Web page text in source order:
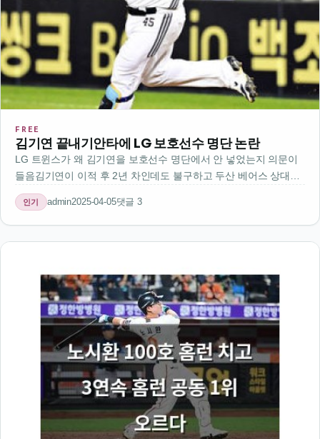
FREE
김기연 끝내기안타에 LG 보호선수 명단 논란
LG 트윈스가 왜 김기연을 보호선수 명단에서 안 넣었는지 의문이
들음김기연이 이적 후 2년 차인데도 불구하고 두산 베어스 상대로
첫 끝내기안타를 치면서 화제임그런데 그 경기에서 김기연이 뛰지
못했음보통 보호선수 명단에 들어가면 시즌 중간에 다른 팀으로 이
적할 수 없는데…
인기 admin2025-04-05댓글 3